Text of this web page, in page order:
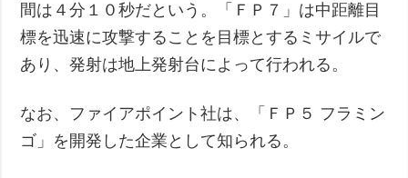
間は４分１０秒だという。「ＦＰ７」は中距離目
標を迅速に攻撃することを目標とするミサイルで
あり、発射は地上発射台によって行われる。
なお、ファイアポイント社は、「ＦＰ５ フラミン
ゴ」を開発した企業として知られる。